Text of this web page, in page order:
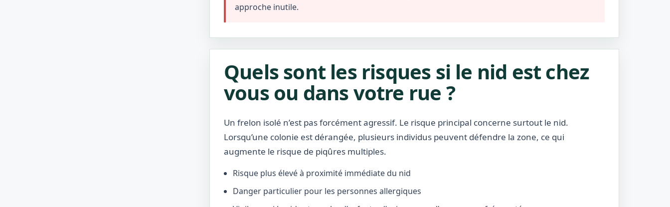
approche inutile.
Quels sont les risques si le nid est chez
vous ou dans votre rue ?
Un frelon isolé n’est pas forcément agressif. Le risque principal concerne surtout le nid.
Lorsqu’une colonie est dérangée, plusieurs individus peuvent défendre la zone, ce qui
augmente le risque de piqûres multiples.
Risque plus élevé à proximité immédiate du nid
Danger particulier pour les personnes allergiques